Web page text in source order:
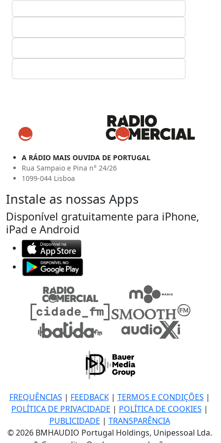
A RÁDIO MAIS OUVIDA DE PORTUGAL
Rua Sampaio e Pina n° 24/26
1099-044 Lisboa
Instale as nossas Apps
Disponível gratuitamente para iPhone,
iPad e Android
FREQUÊNCIAS | FEEDBACK| TERMOS E CONDIÇÕES |
POLÍTICA DE PRIVACIDADE | POLÍTICA DE COOKIES |
PUBLICIDADE | TRANSPARÊNCIA
© 2026 BMHAUDIO Portugal Holdings, Unipessoal Lda.